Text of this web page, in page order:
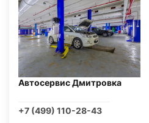
Автосервис Дмитровка
+7 (499) 110-28-43